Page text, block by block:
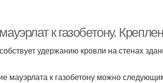
к газобетону.
удержанию кровли на стенах
мауэрлата к газобетону можно